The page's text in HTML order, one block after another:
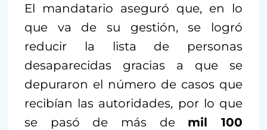
El mandatario aseguró que, en lo
que va de su gestión, se logró
reducir la lista de personas
desaparecidas gracias a que se
depuraron el número de casos que
recibían las autoridades, por lo que
se pasó de más de mil 100